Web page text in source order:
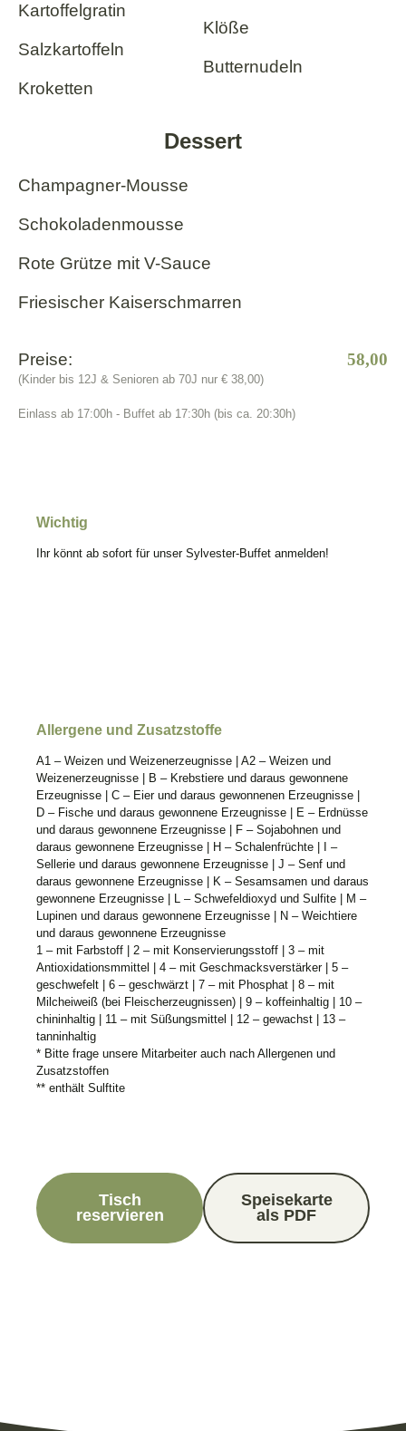
Kartoffelgratin
Salzkartoffeln
Kroketten
Klöße
Butternudeln
Dessert
Champagner-Mousse
Schokoladenmousse
Rote Grütze mit V-Sauce
Friesischer Kaiserschmarren
Preise: 58,00
(Kinder bis 12J & Senioren ab 70J nur € 38,00)
Einlass ab 17:00h - Buffet ab 17:30h (bis ca. 20:30h)
Wichtig
Ihr könnt ab sofort für unser Sylvester-Buffet anmelden!
Allergene und Zusatzstoffe
A1 – Weizen und Weizenerzeugnisse | A2 – Weizen und
Weizenerzeugnisse | B – Krebstiere und daraus gewonnene
Erzeugnisse | C – Eier und daraus gewonnenen Erzeugnisse |
D – Fische und daraus gewonnene Erzeugnisse | E – Erdnüsse
und daraus gewonnene Erzeugnisse | F – Sojabohnen und
daraus gewonnene Erzeugnisse | H – Schalenfrüchte | I –
Sellerie und daraus gewonnene Erzeugnisse | J – Senf und
daraus gewonnene Erzeugnisse | K – Sesamsamen und daraus
gewonnene Erzeugnisse | L – Schwefeldioxyd und Sulfite | M –
Lupinen und daraus gewonnene Erzeugnisse | N – Weichtiere
und daraus gewonnene Erzeugnisse
1 – mit Farbstoff | 2 – mit Konservierungsstoff | 3 – mit
Antioxidationsmmittel | 4 – mit Geschmacksverstärker | 5 –
geschwefelt | 6 – geschwärzt | 7 – mit Phosphat | 8 – mit
Milcheiweiß (bei Fleischerzeugnissen) | 9 – koffeinhaltig | 10 –
chininhaltig | 11 – mit Süßungsmittel | 12 – gewachst | 13 –
tanninhaltig
* Bitte frage unsere Mitarbeiter auch nach Allergenen und
Zusatzstoffen
** enthält Sulftite
Tisch
reservieren
Speisekarte
als PDF